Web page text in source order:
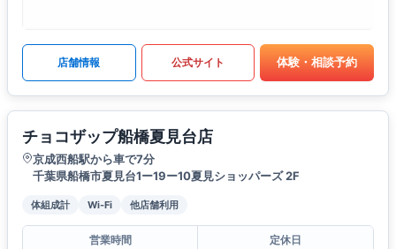
店舗情報 公式サイト 体験・相談予約
チョコザップ船橋夏見台店
京成西船駅から車で7分
千葉県船橋市夏見台1ー19ー10夏見ショッパーズ 2F
体組成計 Wi-Fi 他店舗利用
営業時間
定休日